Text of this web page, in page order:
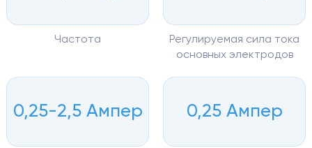
Частота
Регулируемая сила тока
основных электродов
0,25-2,5 Ампер 0,25 Ампер